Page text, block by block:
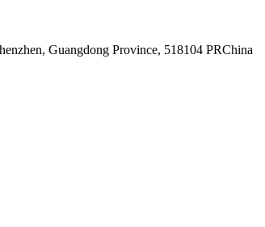
Guangdong Province, 518104 PRChina